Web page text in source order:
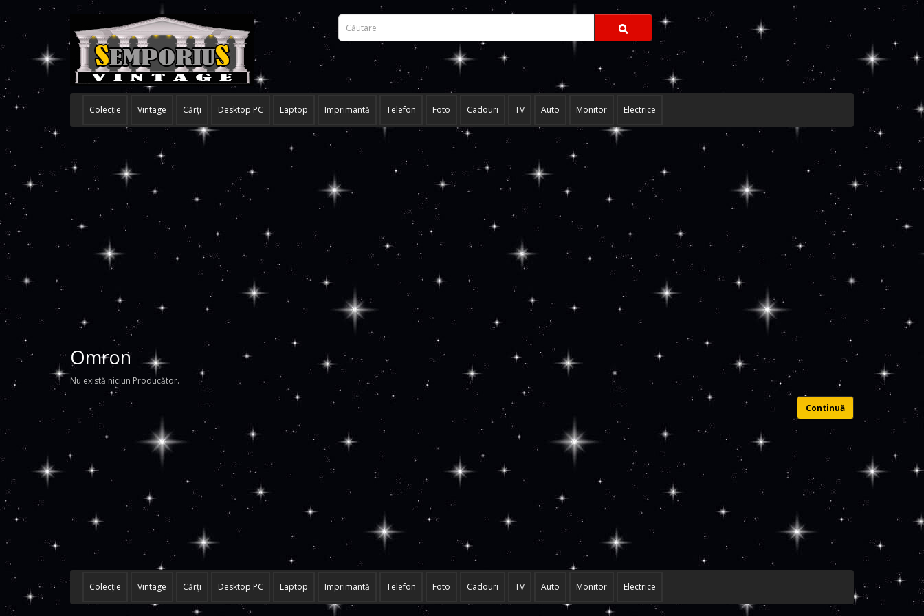
Colecţie Vintage Cărţi Desktop PC Laptop Imprimantă Telefon Foto Cadouri TV Auto Monitor Electrice
Omron
Nu există niciun Producător.
Continuă
Colecţie Vintage Cărţi Desktop PC Laptop Imprimantă Telefon Foto Cadouri TV Auto Monitor Electrice